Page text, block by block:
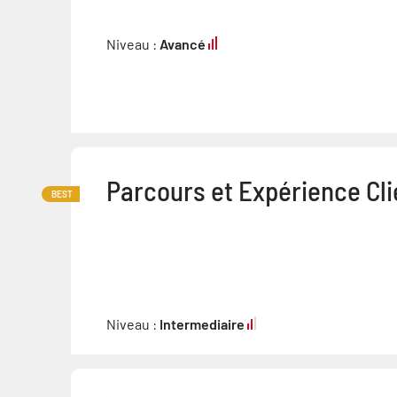
Niveau : Avancé
BEST Parcours et Expérience
Niveau : Intermediaire